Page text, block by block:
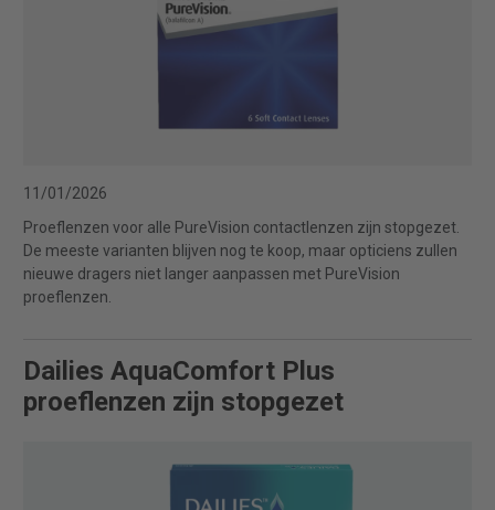
11/01/2026
Proeflenzen voor alle PureVision contactlenzen zijn stopgezet.
De meeste varianten blijven nog te koop, maar opticiens zullen
nieuwe dragers niet langer aanpassen met PureVision
proeflenzen.
Dailies AquaComfort Plus
proeflenzen zijn stopgezet